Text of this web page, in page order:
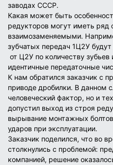
заводах СССР.
Какая может быть
редукторов могут иметь ряд
взаимозаменяемыми.
зубчатых передач 1Ц2У
от Ц2У по количеству
идентичные передаточные
К нам обратился заказчик с
приводе дробилки. В данном
человеческий фактор, но и
допустил выход из строя
вырывание монтажных
ударов при эксплуатации.
Заказчик поделился, что во
столкнулись с проблемой:
компанией, решение